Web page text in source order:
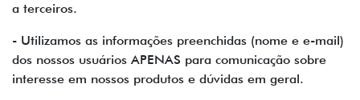
a terceiros.
- Utilizamos as informações preenchidas (nome e e-mail)
dos nossos usuários APENAS para comunicação sobre
interesse em nossos produtos e dúvidas em geral.